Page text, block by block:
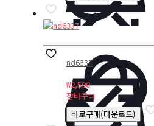
nd6337
₩2,500
장바구니
바로구매(다운로드)